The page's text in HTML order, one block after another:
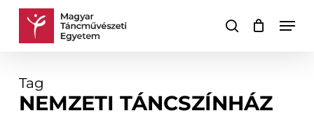
Skip
keresés
Kosár Kosár
Tag
NEMZETI TÁNCSZÍNHÁZ